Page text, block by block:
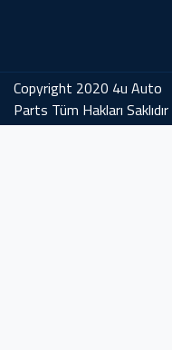
Copyright 2020 4u Auto
Parts Tüm Hakları Saklıdır